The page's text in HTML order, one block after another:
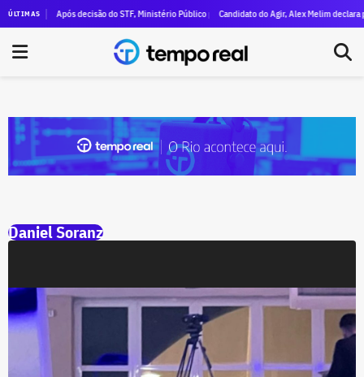
ÚLTIMAS
causa animal declara R$ 47 milhões em patrimônio
Após decisão do STF, Ministério Público pede execução da condenação e da
Candidato do Agir, Alex Melim declara
Daniel Soranz